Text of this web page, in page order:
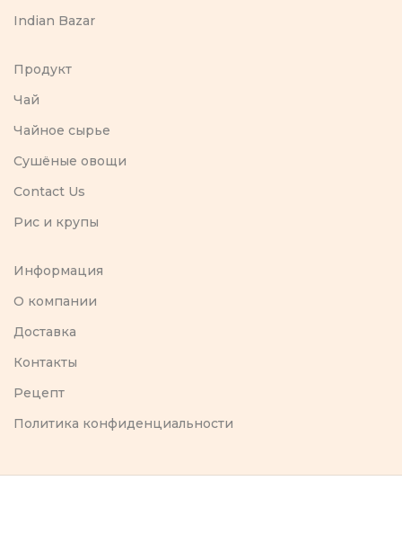
Indian Bazar
Продукт
Чай
Чайное сырье
Сушёные овощи
Contact Us
Рис и крупы
Информация
O компании
Доставка
Контакты
Рецепт
Политика конфиденциальности